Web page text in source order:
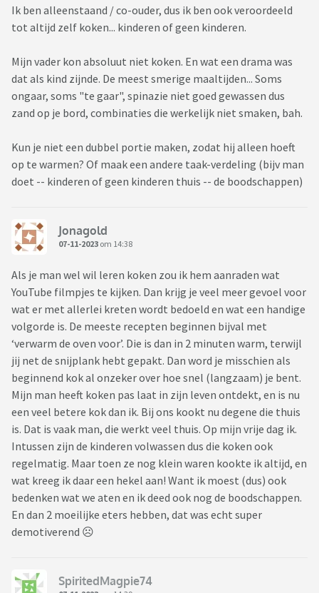
Ik ben alleenstaand / co-ouder, dus ik ben ook veroordeeld
tot altijd zelf koken... kinderen of geen kinderen.
Mijn vader kon absoluut niet koken. En wat een drama was
dat als kind zijnde. De meest smerige maaltijden... Soms
ongaar, soms "te gaar", spinazie niet goed gewassen dus
zand op je bord, combinaties die werkelijk niet smaken, bah.
Kun je niet een dubbel portie maken, zodat hij alleen hoeft
op te warmen? Of maak een andere taak-verdeling (bijv man
doet -- kinderen of geen kinderen thuis -- de boodschappen)
Jonagold
07-11-2023 om 14:38
Als je man wel wil leren koken zou ik hem aanraden wat
YouTube filmpjes te kijken. Dan krijg je veel meer gevoel voor
wat er met allerlei kreten wordt bedoeld en wat een handige
volgorde is. De meeste recepten beginnen bijval met
‘verwarm de oven voor’. Die is dan in 2 minuten warm, terwijl
jij net de snijplank hebt gepakt. Dan word je misschien als
beginnend kok al onzeker over hoe snel (langzaam) je bent.
Mijn man heeft koken pas laat in zijn leven ontdekt, en is nu
een veel betere kok dan ik. Bij ons kookt nu degene die thuis
is. Dat is vaak man, die werkt veel thuis. Op mijn vrije dag ik.
Intussen zijn de kinderen volwassen dus die koken ook
regelmatig. Maar toen ze nog klein waren kookte ik altijd, en
wat kreeg ik daar een hekel aan! Want ik moest (dus) ook
bedenken wat we aten en ik deed ook nog de boodschappen.
En dan 2 moeilijke eters hebben, dat was echt super
demotiverend ☹️
SpiritedMagpie74